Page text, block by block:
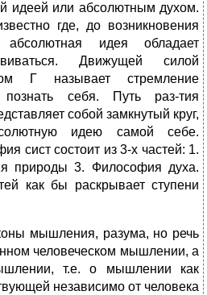
идеей или абсолютным духом.
где, до возникновения
идея обладает
Движущей силой
Г называет стремление
себя. Путь раз-тия
собой замкнутый круг,
идею самой себе.
сист состоит из 3-х частей: 1.
природы 3. Философия духа.
как бы раскрывает ступени
мышления, разума, но речь
человеческом мышлении, а
т.е. о мышлении как
независимо от человека